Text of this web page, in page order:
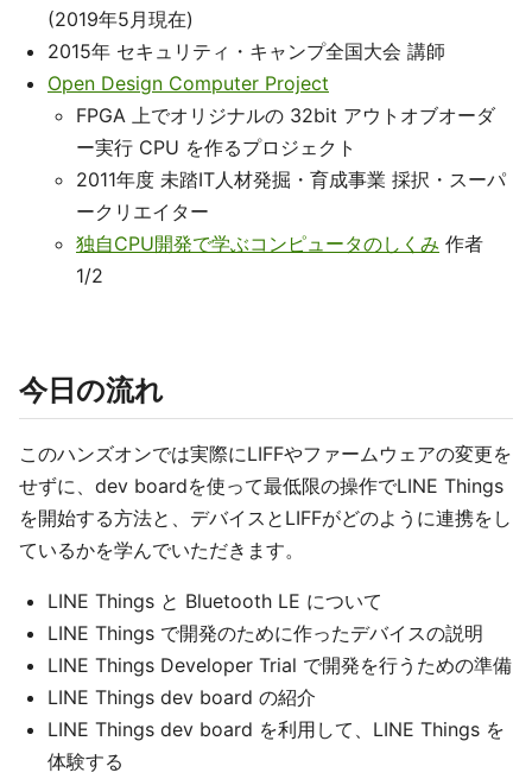
(2019年5月現在)
2015年 セキュリティ・キャンプ全国大会 講師
Open Design Computer Project
FPGA 上でオリジナルの 32bit アウトオブオーダ
ー実行 CPU を作るプロジェクト
2011年度 未踏IT人材発掘・育成事業 採択・スーパ
ークリエイター
独自CPU開発で学ぶコンピュータのしくみ 作者
1/2
今日の流れ
このハンズオンでは実際にLIFFやファームウェアの変更を
せずに、dev boardを使って最低限の操作でLINE Things
を開始する方法と、デバイスとLIFFがどのように連携をし
ているかを学んでいただきます。
LINE Things と Bluetooth LE について
LINE Things で開発のために作ったデバイスの説明
LINE Things Developer Trial で開発を行うための準備
LINE Things dev board の紹介
LINE Things dev board を利用して、LINE Things を
体験する